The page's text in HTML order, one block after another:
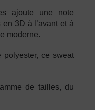
ajoute une note
3D à l’avant et à
moderne.
polyester, ce sweat
de tailles, du